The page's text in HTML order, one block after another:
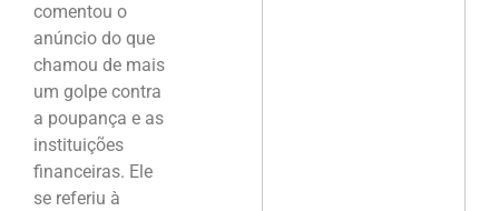
comentou o
anúncio do que
chamou de mais
um golpe contra
a poupança e as
instituições
financeiras. Ele
se referiu à